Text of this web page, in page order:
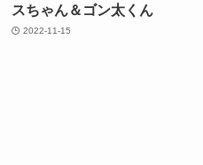
スちゃん＆ゴン太くん
2022-11-15